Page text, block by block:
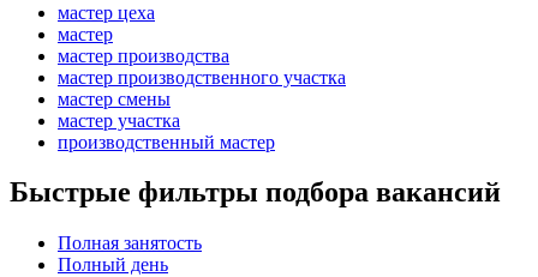
мастер цеха
мастер
мастер производства
мастер производственного участка
мастер смены
мастер участка
производственный мастер
Быстрые фильтры подбора вакансий
Полная занятость
Полный день